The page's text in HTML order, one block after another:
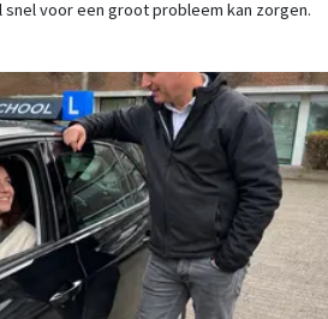
voor een groot probleem kan zorgen.